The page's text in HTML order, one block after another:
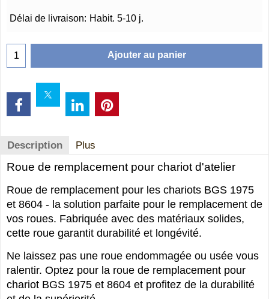
€17.75
Description Plus
Roue de remplacement pour chariot d'atelier
Roue de remplacement pour les chariots BGS 1975
et 8604 - la solution parfaite pour le remplacement de
vos roues. Fabriquée avec des matériaux solides,
cette roue garantit durabilité et longévité.
Ne laissez pas une roue endommagée ou usée vous
ralentir. Optez pour la roue de remplacement pour